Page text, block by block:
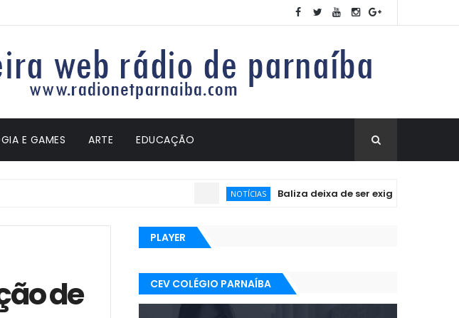
E GAMES ARTE EDUCAÇÃO
NOTÍCIAS
Baliza deixa de ser exigida no exame
de
PLAYER
CEV COLÉGIO PARNAÍBA